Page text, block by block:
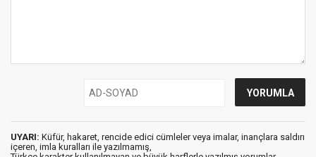
UYARI: Küfür, hakaret, rencide edici cümleler veya imalar, inançlara saldırı
içeren, imla kuralları ile yazılmamış,